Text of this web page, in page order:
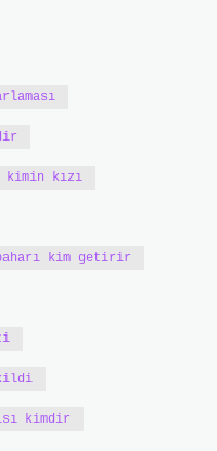
kimin kızı
kim getirir
kimdir